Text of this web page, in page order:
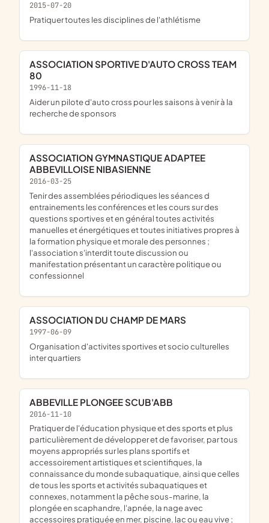
2015-07-20
pratiquer toutes les disciplines de l'athlétisme
ASSOCIATION SPORTIVE D'AUTO CROSS TEAM
80
1996-11-18
aider un pilote d'auto cross pour les saisons à venir à la
recherche de sponsors
ASSOCIATION GYMNASTIQUE ADAPTEE
ABBEVILLOISE NIBASIENNE
2016-03-25
tenir des assemblées périodiques les séances d
entrainements les conférences et les cours sur des
questions sportives et en général toutes activités
manuelles et énergétiques et toutes initiatives propres à
la formation physique et morale des personnes ;
l'association s'interdit toute discussion ou
manifestation présentant un caractère politique ou
confessionnel
ASSOCIATION DU CHAMP DE MARS
1997-06-09
organisation d'activites sportives et socio culturelles
inter quartiers
ABBEVILLE PLONGEE SCUB'ABB
2016-11-10
pratiquer de l'éducation physique et des sports et plus
particulièrement de développer et de favoriser, par tous
moyens appropriés sur les plans sportifs et
accessoirement artistiques et scientifiques, la
connaissance du monde subaquatique, ainsi que celles
de tous les sports et activités subaquatiques et
connexes, notamment la pêche sous-marine, la
plongée en scaphandre, l'apnée, la nage avec
accessoires pratiquée en mer, piscine, lac ou eau vive ;